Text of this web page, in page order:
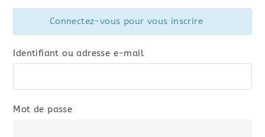
Connectez-vous pour vous inscrire
Identifiant ou adresse e-mail
Mot de passe